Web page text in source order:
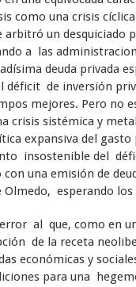
como una crisis
un desquiciado
a las
deuda privada
de inversión
mejores. Pero no
crisis sistémica y
expansiva del
insostenible del
una emisión de
esperando
al que, como en
de la receta
económicas y
para una